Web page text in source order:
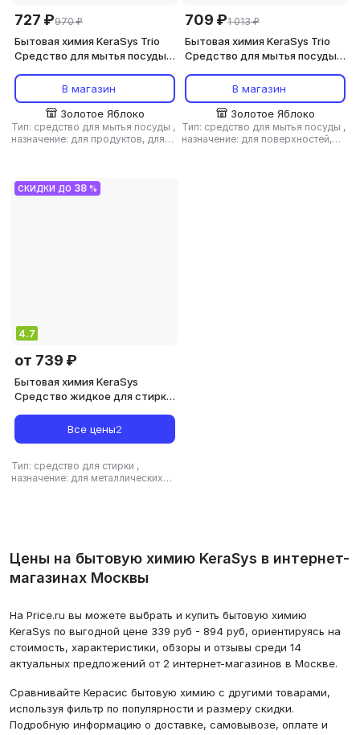
727 ₽970 ₽
Бытовая химия KeraSys Trio
Средство для мытья посуды
В магазин
Золотое Яблоко
Тип: средство для мытья посуды ,
назначение: для продуктов, для
709 ₽1 013 ₽
Бытовая химия KeraSys Trio
Средство для мытья посуды
В магазин
Золотое Яблоко
Тип: средство для мытья посуды ,
назначение: для поверхностей,
СКИДКИ ДО 38 %
4.7
от 739 ₽
Бытовая химия KeraSys
Средство жидкое для стирки
Все цены2
Тип: средство для стирки ,
назначение: для металлических
белья, для шерсти и шелка, для
деликатных тканей, для детского
белья
Цены на бытовую химию KeraSys в интернет-
магазинах Москвы
На Price.ru вы можете выбрать и купить бытовую химию
KeraSys по выгодной цене 339 руб - 894 руб, ориентируясь на
стоимость, характеристики, обзоры и отзывы среди 14
актуальных предложений от 2 интернет-магазинов в Москве.
Сравнивайте Керасис бытовую химию с другими товарами,
используя фильтр по популярности и размеру скидки.
Подробную информацию о доставке, самовывозе, оплате и